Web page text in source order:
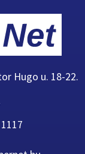
Hugo u. 18-22.